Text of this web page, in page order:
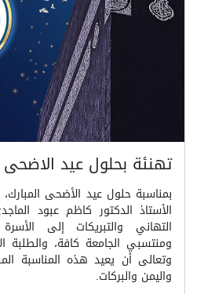
تهنئة بحلول عيد الاضحى
بمناسبة حلول عيد الأضحى
الأستاذ الدكتور كاظم عبود
التهاني والتبريكات إلى الأسرة
ومنتسبي الجامعة كافة، والطلبة
وتعالى أن يعيد هذه المناسبة
واليمن والبركات.